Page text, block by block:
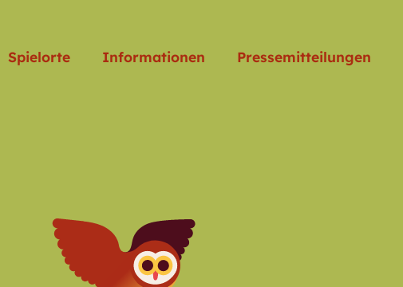
Spielorte Informationen Pressemitteilungen